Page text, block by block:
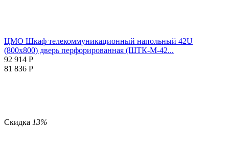
ЦМО Шкаф телекоммуникационный напольный 42U
(800x800) дверь перфорированная (ШТК-М-42...
92 914 Р
81 836 Р
Скидка 13%